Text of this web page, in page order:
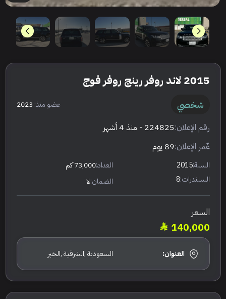
2015 لاند روفر رينج روفر فوج
شخصي عضو منذ: 2023
رقم الإعلان:224825 - منذ 4 أشهر
عٌمر الإعلان:89 يوم
السنة:2015 العداد:73,000 كم
السلندرات:8 الضمان:لا
السعر
140,000
العنوان: السعودية ,الشرقية ,الخبر